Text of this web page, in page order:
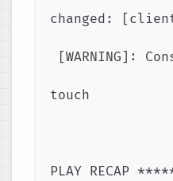
changed:
[WARNING]:
touch
PLAY